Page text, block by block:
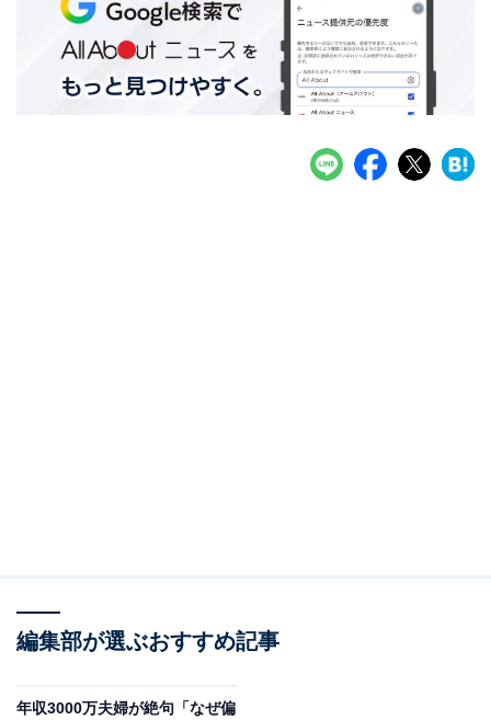
編集部が選ぶおすすめ記事
年収3000万夫婦が絶句「なぜ偏